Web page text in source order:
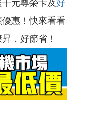
元尊榮卡及好
惠！快來看看
．好節省！